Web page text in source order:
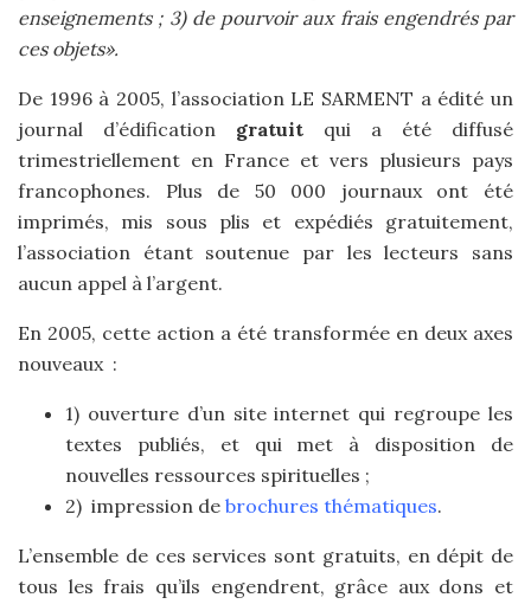
enseignements ; 3) de pourvoir aux frais engendrés par
ces objets».
De 1996 à 2005, l’association LE SARMENT a édité un
journal d’édification gratuit qui a été diffusé
trimestriellement en France et vers plusieurs pays
francophones. Plus de 50 000 journaux ont été
imprimés, mis sous plis et expédiés gratuitement,
l’association étant soutenue par les lecteurs sans
aucun appel à l’argent.
En 2005, cette action a été transformée en deux axes
nouveaux :
1) ouverture d’un site internet qui regroupe les
textes publiés, et qui met à disposition de
nouvelles ressources spirituelles ;
2) impression de brochures thématiques.
L’ensemble de ces services sont gratuits, en dépit de
tous les frais qu’ils engendrent, grâce aux dons et